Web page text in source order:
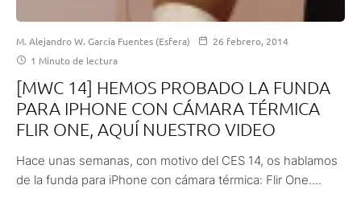
M. Alejandro W. García Fuentes (Esfera)
26 febrero, 2014
1 Minuto de lectura
[MWC 14] HEMOS PROBADO LA FUNDA
PARA IPHONE CON CÁMARA TÉRMICA
FLIR ONE, AQUÍ NUESTRO VIDEO
Hace unas semanas, con motivo del CES 14, os hablamos
de la funda para iPhone con cámara térmica: Flir One....